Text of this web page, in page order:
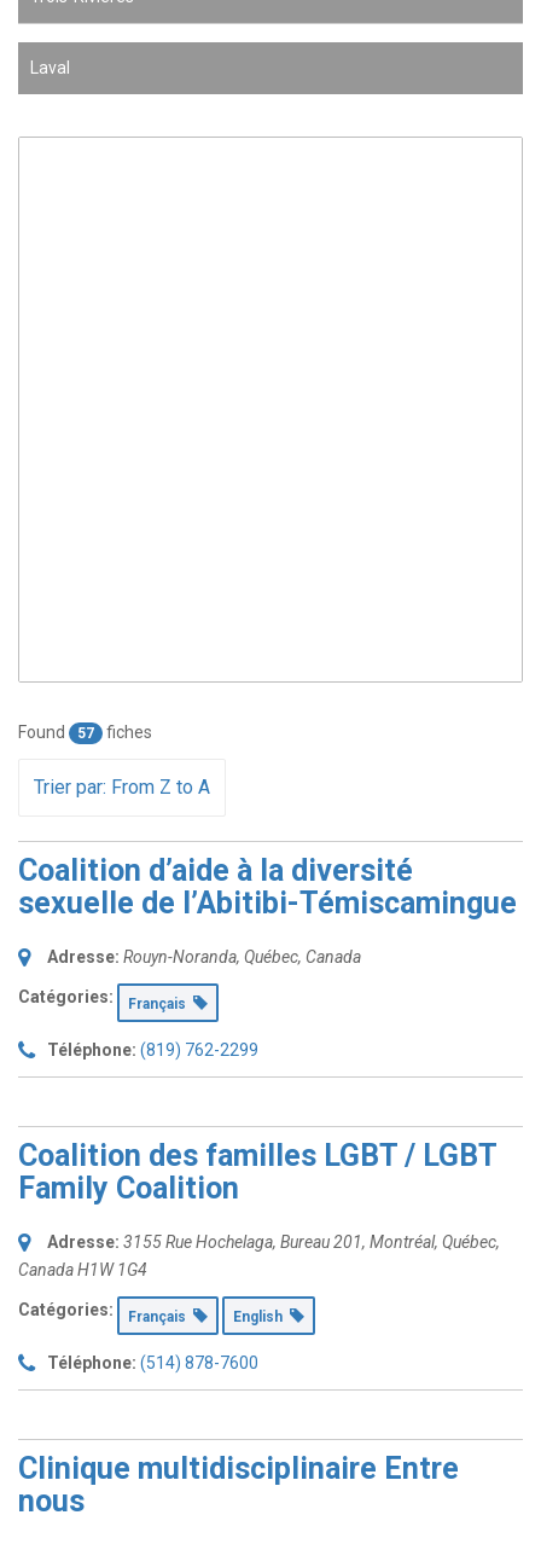
Laval
Found 57 fiches
Trier par: From Z to A
Coalition d’aide à la diversité
sexuelle de l’Abitibi-Témiscamingue
Adresse: Rouyn-Noranda, Québec, Canada
Catégories: Français
Téléphone: (819) 762-2299
Coalition des familles LGBT / LGBT
Family Coalition
Adresse: 3155 Rue Hochelaga, Bureau 201, Montréal, Québec,
CanadaH1W 1G4
Catégories: Français English
Téléphone: (514) 878-7600
Clinique multidisciplinaire Entre
nous